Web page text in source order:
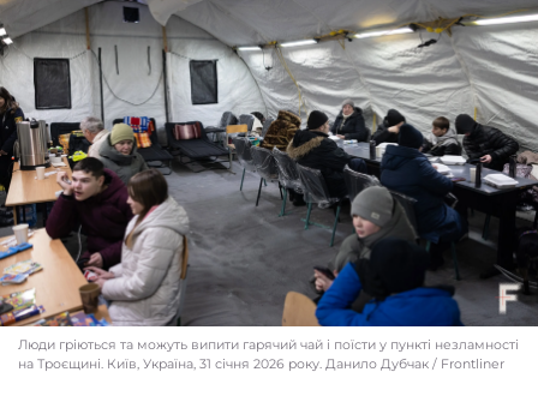
Люди гріються та можуть випити гарячий чай і поїсти у пункті незламності
на Троєщині. Київ, Україна, 31 січня 2026 року. Данило Дубчак / Frontliner